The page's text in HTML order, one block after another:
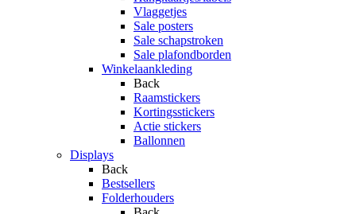
Vlaggetjes
Sale posters
Sale schapstroken
Sale plafondborden
Winkelaankleding
Back
Raamstickers
Kortingsstickers
Actie stickers
Ballonnen
Displays
Back
Bestsellers
Folderhouders